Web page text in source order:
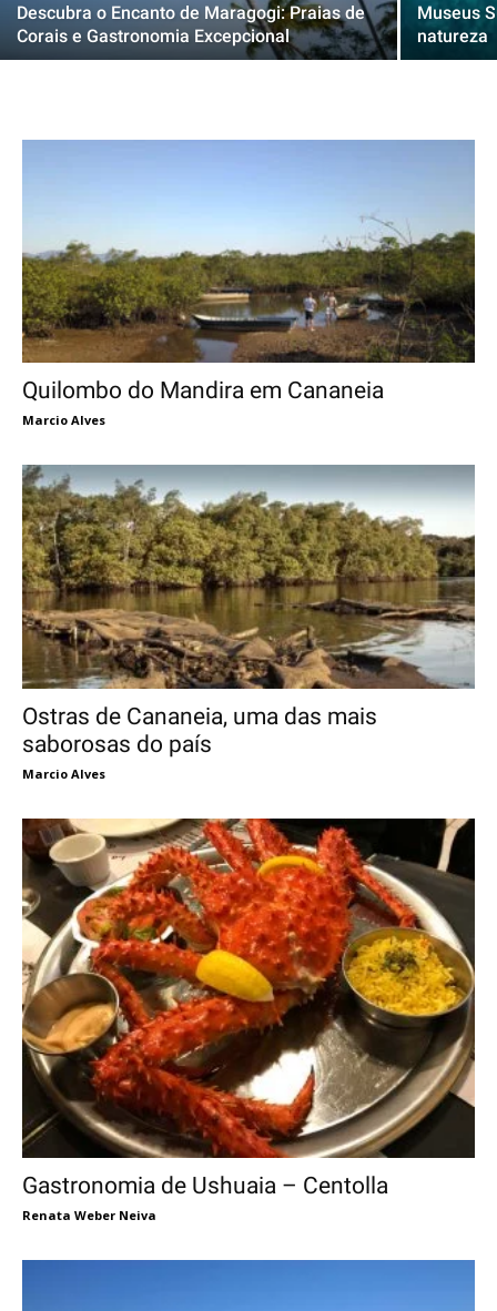
Descubra o Encanto de Maragogi: Praias de
Corais e Gastronomia Excepcional
Museus
natureza
Quilombo do Mandira em Cananeia
Marcio Alves
Ostras de Cananeia, uma das mais
saborosas do país
Marcio Alves
Gastronomia de Ushuaia – Centolla
Renata Weber Neiva